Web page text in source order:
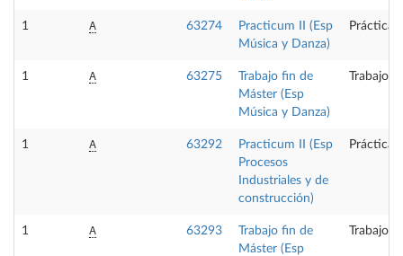
1 A 63274
Practicum II (Esp
Música y Danza)
1 A 63275
Trabajo fin de
Máster (Esp
Música y Danza)
Trabajo
1 A 63292
Practicum II (Esp
Procesos
Industriales y de
construcción)
1 A 63293
Trabajo fin de
Máster (Esp
Trabajo